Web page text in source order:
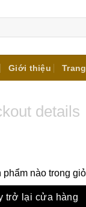
Giới thiệu
details
nào trong
trở lại cửa hàng